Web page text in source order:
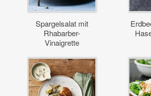
Spargelsalat mit
Rhabarber-
Vinaigrette